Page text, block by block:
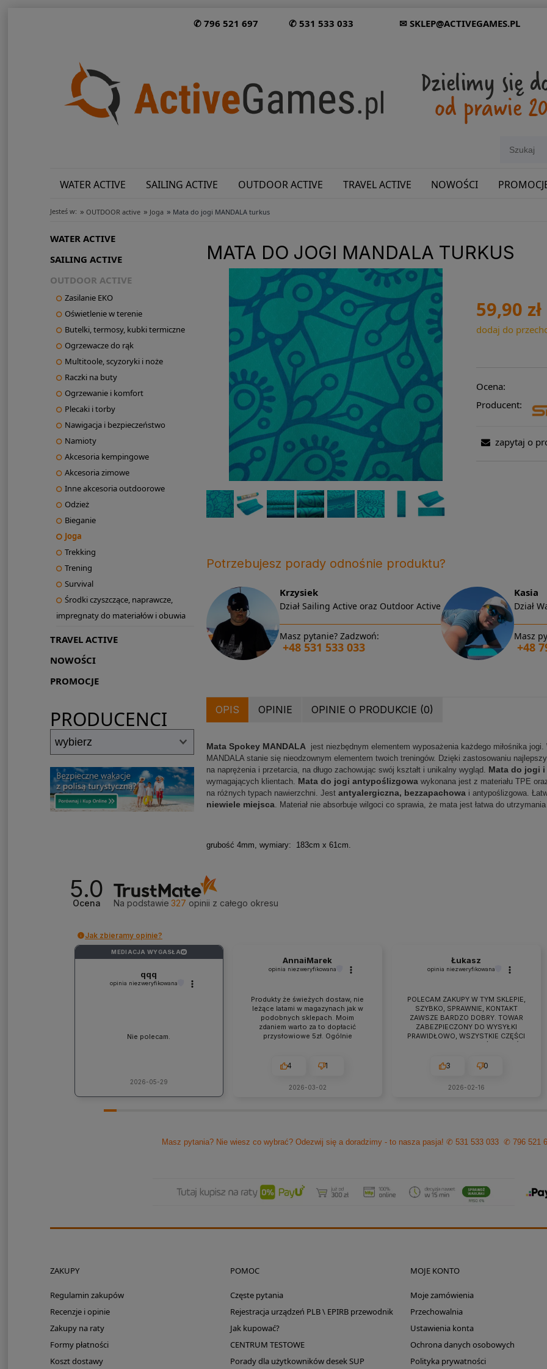
✆ 796 521 697 ✆ 531 533 033 ✉ SKLEP@ACTIVEGAMES.PL
WATER ACTIVE SAILING ACTIVE OUTDOOR ACTIVE TRAVEL ACTIVE NOWOŚCI
Jesteś w: » OUTDOOR active » Joga » Mata do jogi MANDALA turkus
WATER ACTIVE
SAILING ACTIVE
OUTDOOR ACTIVE
Zasilanie EKO
Oświetlenie w terenie
Butelki, termosy, kubki termiczne
Ogrzewacze do rąk
Multitoole, scyzoryki i noże
Raczki na buty
Ogrzewanie i komfort
Plecaki i torby
Nawigacja i bezpieczeństwo
Namioty
Akcesoria kempingowe
Akcesoria zimowe
Inne akcesoria outdoorowe
Odzież
Bieganie
Joga
Trekking
Trening
Survival
Środki czyszczące, naprawcze,
impregnaty do materiałów i obuwia
TRAVEL ACTIVE
NOWOŚCI
PROMOCJE
PRODUCENCI
MATA DO JOGI MANDALA TURKUS
59,90 zł
dodaj do
Ocena:
Producent:
zapytaj o
Potrzebujesz porady odnośnie produktu?
Krzysiek
Dział Sailing Active oraz Outdoor Active
Masz pytanie? Zadzwoń:
+48 531 533 033
Kasia
Dział
Masz
+48
OPIS OPINIE OPINIE O PRODUKCIE (0)
Mata Spokey MANDALA
jest niezbędnym elementem wyposażenia każdego miłośnika
MANDALA stanie się nieodzownym elementem twoich treningów. Dzięki zastosowaniu
na naprężenia i przetarcia, na długo zachowując swój kształt i unikalny wygląd. Mata do jogi
wymagających klientach. Mata do jogi antypoślizgowa wykonana jest z materiału TPE
na różnych typach nawierzchni. Jest antyalergiczna, bezzapachowai antypoślizgowa.
niewiele miejsca. Materiał nie absorbuje wilgoci co sprawia, że mata jest łatwa do
grubość 4mm, wymiary: 183cm x 61cm.
5.0
Ocena Na podstawie 327 opinii z całego okresu
Jak zbieramy opinie?
MEDIACJA WYGASŁA ?
qqq
opinia niezweryfikowana
Nie polecam.
2026-05-29
AnnaiMarek
opinia niezweryfikowana
Produkty że świeżych dostaw, nie
leżące latami w magazynach jak w
podobnych sklepach. Moim
zdaniem warto za to dopłacić
przysłowiowe 5zł. Ogólnie
jakieś problemy zawsze można
Polecam z czystym sumieniem!
4 1
2026-03-02
Łukasz
opinia niezweryfikowana
POLECAM ZAKUPY W TYM SKLEPIE,
SZYBKO, SPRAWNIE, KONTAKT
ZAWSZE BARDZO DOBRY. TOWAR
ZABEZPIECZONY DO WYSYŁKI
PRAWIDŁOWO, WSZYSTKIE CZĘŚCI
WARTO TUTAJ
3 0
2026-02-16
Masz pytania? Nie wiesz co wybrać? Odezwij się a doradzimy - to nasza pasja!✆ 531 533 033 ✆ 796 521
ZAKUPY
Regulamin zakupów
Recenzje i opinie
Zakupy na raty
Formy płatności
Koszt dostawy
POMOC
Częste pytania
Rejestracja urządzeń PLB \ EPIRB przewodnik
Jak kupować?
CENTRUM TESTOWE
Porady dla użytkowników desek SUP
MOJE KONTO
Moje zamówienia
Przechowalnia
Ustawienia konta
Ochrona danych osobowych
Polityka prywatności